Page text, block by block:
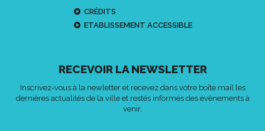
CRÉDITS
ETABLISSEMENT ACCESSIBLE
RECEVOIR LA NEWSLETTER
Inscrivez-vous à la newletter et recevez dans votre boîte mail les
dernières actualités de la ville et restés informés des événements à
venir.